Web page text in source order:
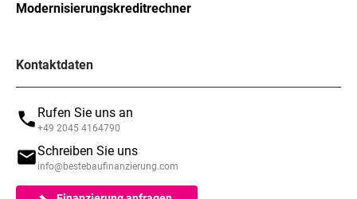
Modernisierungskreditrechner
Kontaktdaten
Rufen Sie uns an
+49 2045 4164790
Schreiben Sie uns
info@bestebaufinanzierung.com